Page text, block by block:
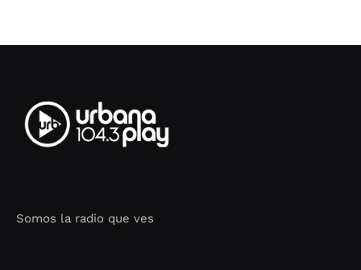
Somos la radio que ves